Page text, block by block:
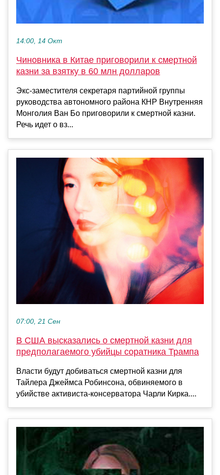
14:00, 14 Окт
Чиновника в Китае приговорили к смертной
казни за взятку в 60 млн долларов
Экс-заместителя секретаря партийной группы
руководства автономного района КНР Внутренняя
Монголия Ван Бо приговорили к смертной казни.
Речь идет о вз...
07:00, 21 Сен
В США высказались о смертной казни для
предполагаемого убийцы соратника Трампа
Власти будут добиваться смертной казни для
Тайлера Джеймса Робинсона, обвиняемого в
убийстве активиста-консерватора Чарли Кирка....